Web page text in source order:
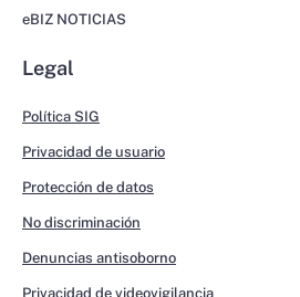
eBIZ NOTICIAS
Legal
Política SIG
Privacidad de usuario
Protección de datos
No discriminación
Denuncias antisoborno
Privacidad de videovigilancia